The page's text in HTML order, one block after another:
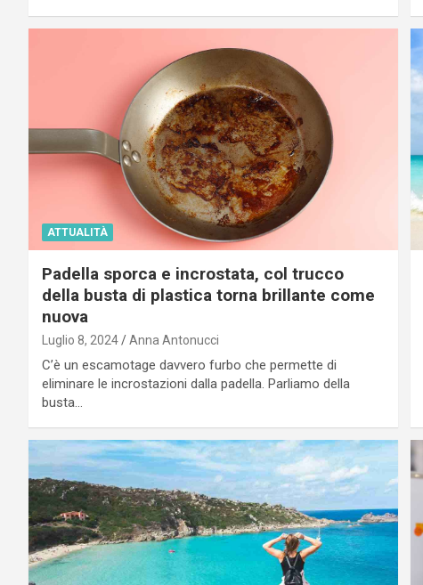
ATTUALITÀ
Padella sporca e incrostata, col trucco
della busta di plastica torna brillante come
nuova
Luglio 8, 2024 Anna Antonucci
C’è un escamotage davvero furbo che permette di
eliminare le incrostazioni dalla padella. Parliamo della
busta…